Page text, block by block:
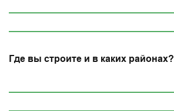
Где вы строите и в каких районах?